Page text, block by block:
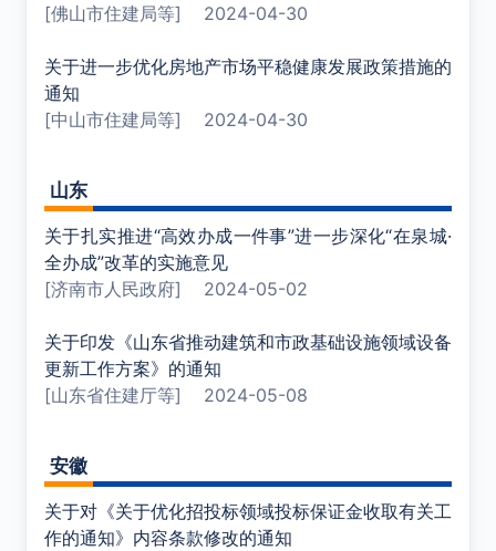
[佛山市住建局等] 2024-04-30
关于进一步优化房地产市场平稳健康发展政策措施的
通知
[中山市住建局等] 2024-04-30
山东
关于扎实推进“高效办成一件事”进一步深化“在泉城·
全办成”改革的实施意见
[济南市人民政府] 2024-05-02
关于印发《山东省推动建筑和市政基础设施领域设备
更新工作方案》的通知
[山东省住建厅等] 2024-05-08
安徽
关于对《关于优化招投标领域投标保证金收取有关工
作的通知》内容条款修改的通知